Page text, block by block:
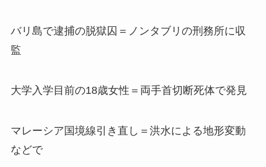
バリ島で逮捕の脱獄囚＝ノンタブリの刑務所に収
監
大学入学目前の18歳女性＝両手首切断死体で発見
マレーシア国境線引き直し＝洪水による地形変動
などで